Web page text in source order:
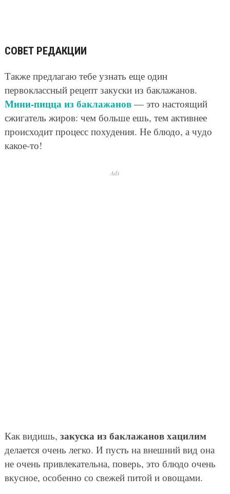
СОВЕТ РЕДАКЦИИ
Также предлагаю тебе узнать еще один
первоклассный рецепт закуски из баклажанов.
Мини-пицца из баклажанов— это настоящий
сжигатель жиров: чем больше ешь, тем активнее
происходит процесс похудения. Не блюдо, а чудо
какое-то!
Ads
Как видишь, закуска из баклажанов хацилим
делается очень легко. И пусть на внешний вид она
не очень привлекательна, поверь, это блюдо очень
вкусное, особенно со свежей питой и овощами.